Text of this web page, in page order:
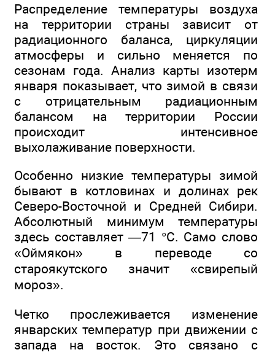
Распределение температуры воздуха
на территории страны зависит от
радиационного баланса, циркуляции
атмосферы и сильно меняется по
сезонам года. Анализ карты изотерм
января показывает, что зимой в связи
с отрицательным радиационным
балансом на территории России
происходит интенсивное
выхолаживание поверхности.
Особенно низкие температуры зимой
бывают в котловинах и долинах рек
Северо-Восточной и Средней Сибири.
Абсолютный минимум температуры
здесь составляет —71 °С. Само слово
«Оймякон» в переводе со
староякутского значит «свирепый
мороз».
Четко прослеживается изменение
январских температур при движении с
запада на восток. Это связано с